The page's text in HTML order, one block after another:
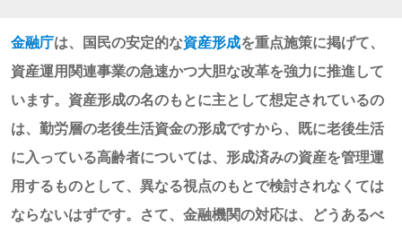
金融庁は、国民の安定的な資産形成を重点施策に掲げて、
資産運用関連事業の急速かつ大胆な改革を強力に推進して
います。資産形成の名のもとに主として想定されているの
は、勤労層の老後生活資金の形成ですから、既に老後生活
に入っている高齢者については、形成済みの資産を管理運
用するものとして、異なる視点のもとで検討されなくては
ならないはずです。さて、金融機関の対応は、どうあるべ